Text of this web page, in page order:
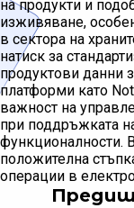
на продукти и
изживяване,
в сектора на
натиск за
продуктови данни
платформи като
важност на
при поддръжката
функционалности.
положителна
операции в